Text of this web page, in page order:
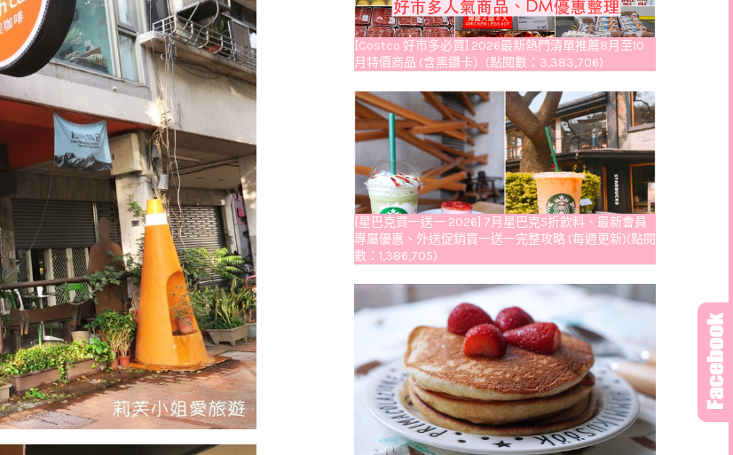
[Costco 好市多必買] 2026最新熱門清單推薦8月至10
月特價商品 (含黑鑽卡）(點閱數：3,383,706)
[星巴克買一送一 2026] 7月星巴克5折飲料、最新會員
專屬優惠、外送促銷買一送一完整攻略 (每週更新)(點閱
數：1,386,705)